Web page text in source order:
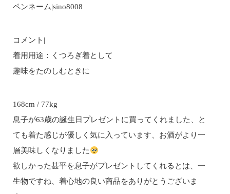
ペンネーム|sino8008
コメント|
着用用途：くつろぎ着として
趣味をたのしむときに
168cm / 77kg
息子が63歳の誕生日プレゼントに買ってくれました、と
ても着た感じが優しく気に入っています、お酒がより一
層美味しくなりました
欲しかった甚平を息子がプレゼントしてくれるとは、一
生物ですね、着心地の良い商品をありがとうございま